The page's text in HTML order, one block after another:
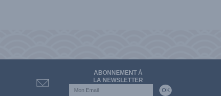
ABONNEMENT À
LA NEWSLETTER